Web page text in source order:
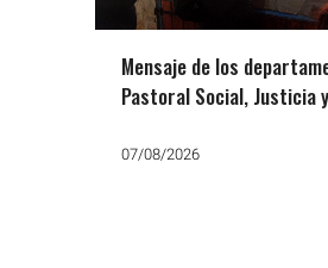
Mensaje de los
Pastoral Social, Justicia y Paz por
trabajo, el pan y la paz»
07/08/2026